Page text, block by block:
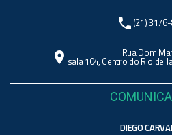
phone (21)
location_on Rua Dom
sala 104, Centro do Rio de
DIEGO